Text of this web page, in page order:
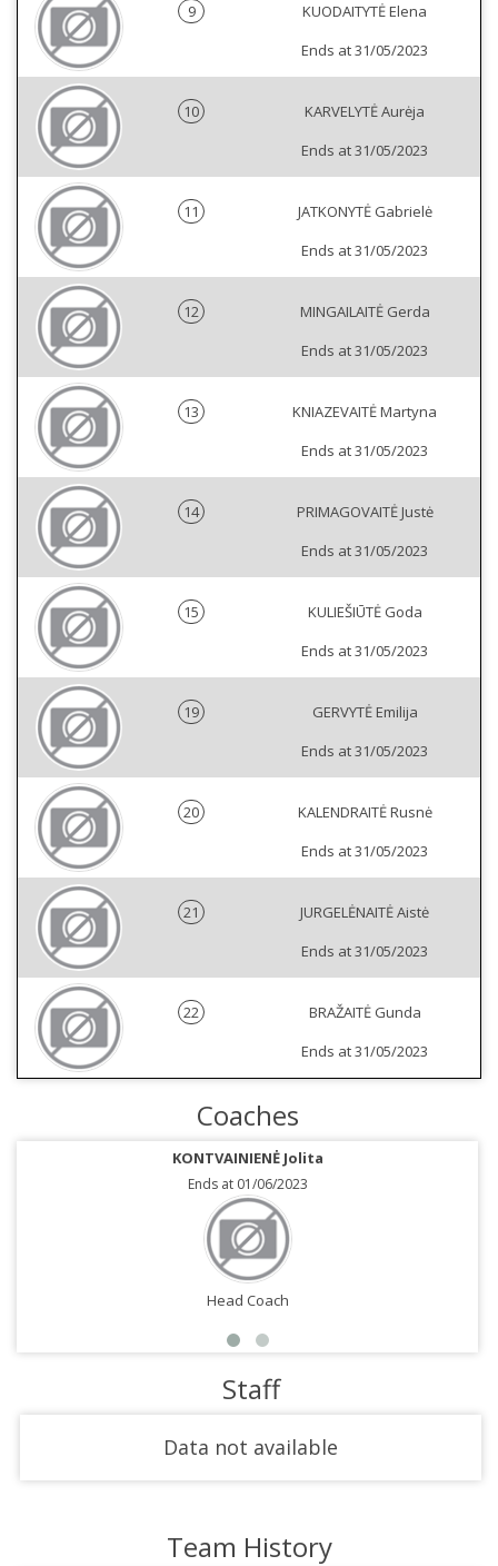
9
KUODAITYTĖ Elena
Ends at 31/05/2023
10
KARVELYTĖ Aurėja
Ends at 31/05/2023
11
JATKONYTĖ Gabrielė
Ends at 31/05/2023
12
MINGAILAITĖ Gerda
Ends at 31/05/2023
13
KNIAZEVAITĖ Martyna
Ends at 31/05/2023
14
PRIMAGOVAITĖ Justė
Ends at 31/05/2023
15
KULIEŠIŪTĖ Goda
Ends at 31/05/2023
19
GERVYTĖ Emilija
Ends at 31/05/2023
20
KALENDRAITĖ Rusnė
Ends at 31/05/2023
21
JURGELĖNAITĖ Aistė
Ends at 31/05/2023
22
BRAŽAITĖ Gunda
Ends at 31/05/2023
Coaches
KONTVAINIENĖ Jolita
Ends at 01/06/2023
Head Coach
Staff
Data not available
Team History